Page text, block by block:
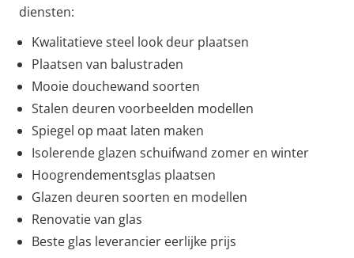
diensten:
Kwalitatieve steel look deur plaatsen
Plaatsen van balustraden
Mooie douchewand soorten
Stalen deuren voorbeelden modellen
Spiegel op maat laten maken
Isolerende glazen schuifwand zomer en winter
Hoogrendementsglas plaatsen
Glazen deuren soorten en modellen
Renovatie van glas
Beste glas leverancier eerlijke prijs